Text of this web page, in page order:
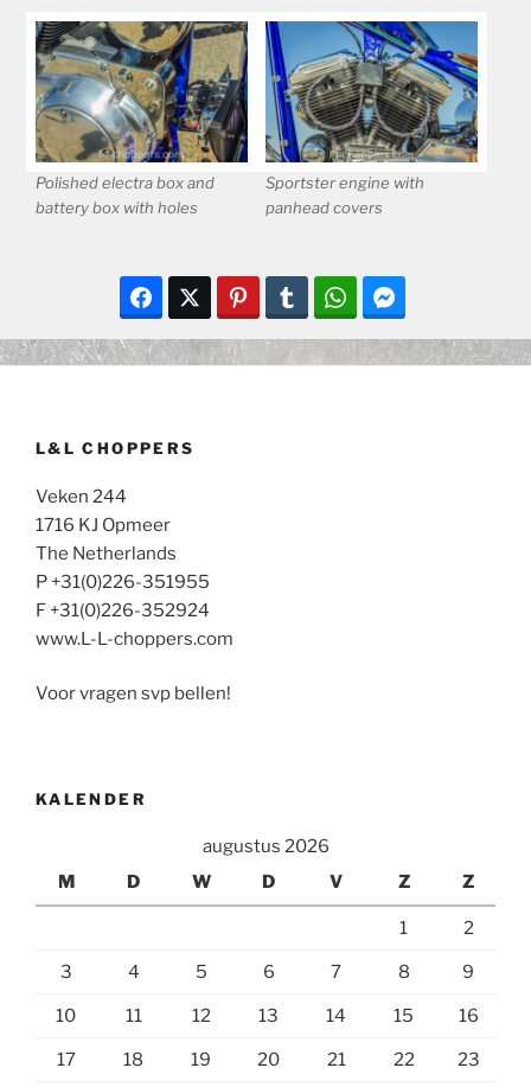
Polished electra box and
battery box with holes
Sportster engine with
panhead covers
L&L CHOPPERS
Veken 244
1716 KJ Opmeer
The Netherlands
P +31(0)226-351955
F +31(0)226-352924
www.L-L-choppers.com
Voor vragen svp bellen!
KALENDER
augustus 2026
M
D W D V Z Z
1 2
3 4 5 6 7 8 9
10 11 12 13 14 15 16
17 18 19 20 21 22 23